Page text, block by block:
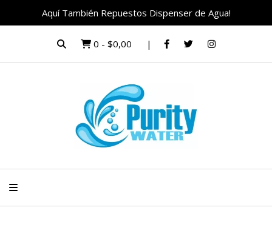
Aquí También Repuestos Dispenser de Agua!
0 - $0,00